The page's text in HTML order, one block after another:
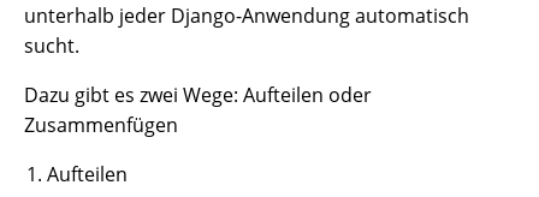
unterhalb jeder Django-Anwendung automatisch
sucht.
Dazu gibt es zwei Wege: Aufteilen oder
Zusammenfügen
Aufteilen